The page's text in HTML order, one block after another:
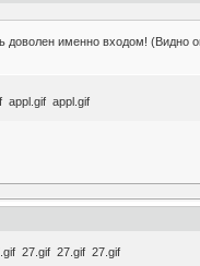
доволен именно входом! (Видно
appl.gif appl.gif
27.gif 27.gif 27.gif